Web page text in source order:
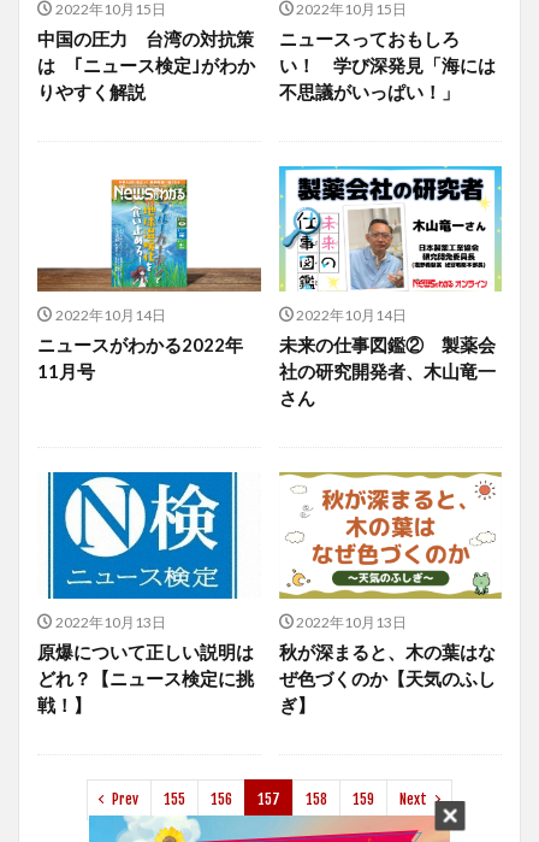
2022年10月15日
中国の圧力 台湾の対抗策
は ｢ニュース検定｣がわか
りやすく解説
2022年10月15日
ニュースっておもしろ
い！ 学び深発見「海には
不思議がいっぱい！」
2022年10月14日
ニュースがわかる2022年
11月号
2022年10月14日
未来の仕事図鑑② 製薬会
社の研究開発者、木山竜一
さん
2022年10月13日
原爆について正しい説明は
どれ？【ニュース検定に挑
戦！】
2022年10月13日
秋が深まると、木の葉はな
ぜ色づくのか【天気のふし
ぎ】
Prev 155 156 157 158 159 Next